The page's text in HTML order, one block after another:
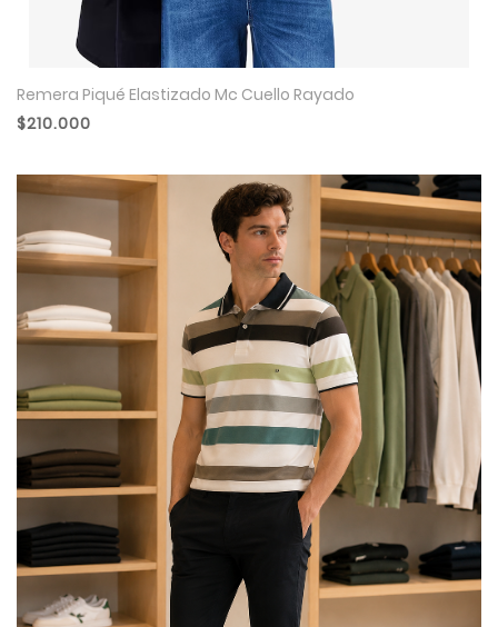
Remera Piqué Elastizado Mc Cuello Rayado
$210.000